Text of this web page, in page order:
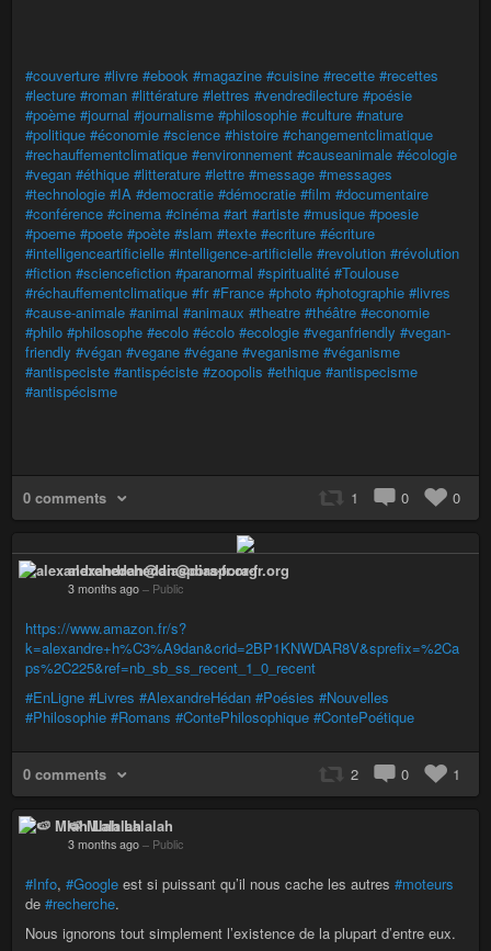
#couverture #livre #ebook #magazine #cuisine #recette #recettes
#lecture #roman #littérature #lettres #vendredilecture #poésie
#poème #journal #journalisme #philosophie #culture #nature
#politique #économie #science #histoire #changementclimatique
#rechauffementclimatique #environnement #causeanimale #écologie
#vegan #éthique #litterature #lettre #message #messages
#technologie #IA #democratie #démocratie #film #documentaire
#conférence #cinema #cinéma #art #artiste #musique #poesie
#poeme #poete #poète #slam #texte #ecriture #écriture
#intelligenceartificielle #intelligence-artificielle #revolution #révolution
#fiction #sciencefiction #paranormal #spiritualité #Toulouse
#réchauffementclimatique #fr #France #photo #photographie #livres
#cause-animale #animal #animaux #theatre #théâtre #economie
#philo #philosophe #ecolo #écolo #ecologie #veganfriendly #vegan-
friendly #végan #vegane #végane #veganisme #véganisme
#antispeciste #antispéciste #zoopolis #ethique #antispecisme
#antispécisme
0 comments 1 0 0
alexandrehedan@diaspora-fr.org
3 months ago – Public
https://www.amazon.fr/s?
k=alexandre+h%C3%A9dan&crid=2BP1KNWDAR8V&sprefix=%2Ca
ps%2C225&ref=nb_sb_ss_recent_1_0_recent
#EnLigne #Livres #AlexandreHédan #Poésies #Nouvelles
#Philosophie #Romans #ContePhilosophique #ContePoétique
0 comments 2 0 1
🍉 Mlah Lalalah
3 months ago – Public
#Info, #Google est si puissant qu’il nous cache les autres #moteurs
de #recherche.
Nous ignorons tout simplement l’existence de la plupart d’entre eux.